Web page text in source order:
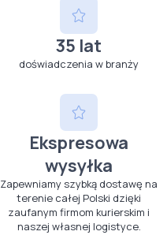
35 lat
doświadczenia w branży
Ekspresowa
wysyłka
Zapewniamy szybką dostawę na
terenie całej Polski dzięki
zaufanym firmom kurierskim i
naszej własnej logistyce.